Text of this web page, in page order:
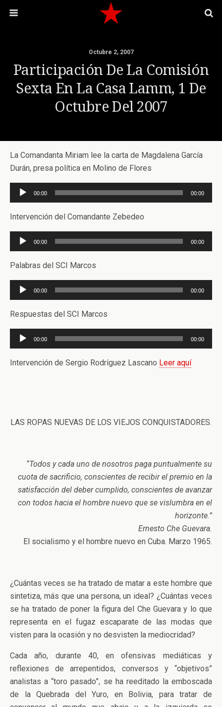
Octubre 2, 2007
Participación De La Comisión
Sexta En La Casa Lamm, 1 De
Octubre Del 2007
La Comandanta Miriam lee la carta de Magdalena García
Durán, presa política en Molino de Flores
Reproductor
de
audio
00:00 00:00
Intervención del Comandante Zebedeo
Reproductor
de
audio
00:00 00:00
Palabras del SCI Marcos
Reproductor
de
audio
00:00 00:00
Respuestas del SCI Marcos
Reproductor
de
audio
00:00 00:00
Intervención de Sergio Rodríguez Lascano Leer aquí
LAS ROPAS NUEVAS DE LOS VIEJOS CONQUISTADORES.
“Todos y cada uno de nosotros paga puntualmente su
cuota de sacrificio, conscientes de recibir el premio en la
satisfacción del deber cumplido, conscientes de avanzar
con todos hacia el hombre nuevo que se vislumbra en el
horizonte.”
Ernesto Che Guevara.
El socialismo y el hombre nuevo en Cuba. Marzo 1965.
¿Cuántas veces se ha tratado de matar a este hombre que
sintetiza, más que una persona, un ideal? ¿Cuántas veces
se ha tratado de poner la figura del Che Guevara y lo que
representa en el fugaz escaparate de las modas que
visten para la ocasión y no desvisten la mediocridad?
Cada año, durante 40, en ofensivas mediáticas y
reflexiones de arrepentidos, conversos y “objetivos”
analistas a “toro pasado”, se ha reeditado la emboscada
de la Quebrada del Yuro, en Bolivia, para tratar de